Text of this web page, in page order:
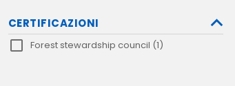
CERTIFICAZIONI
Forest stewardship council (1)